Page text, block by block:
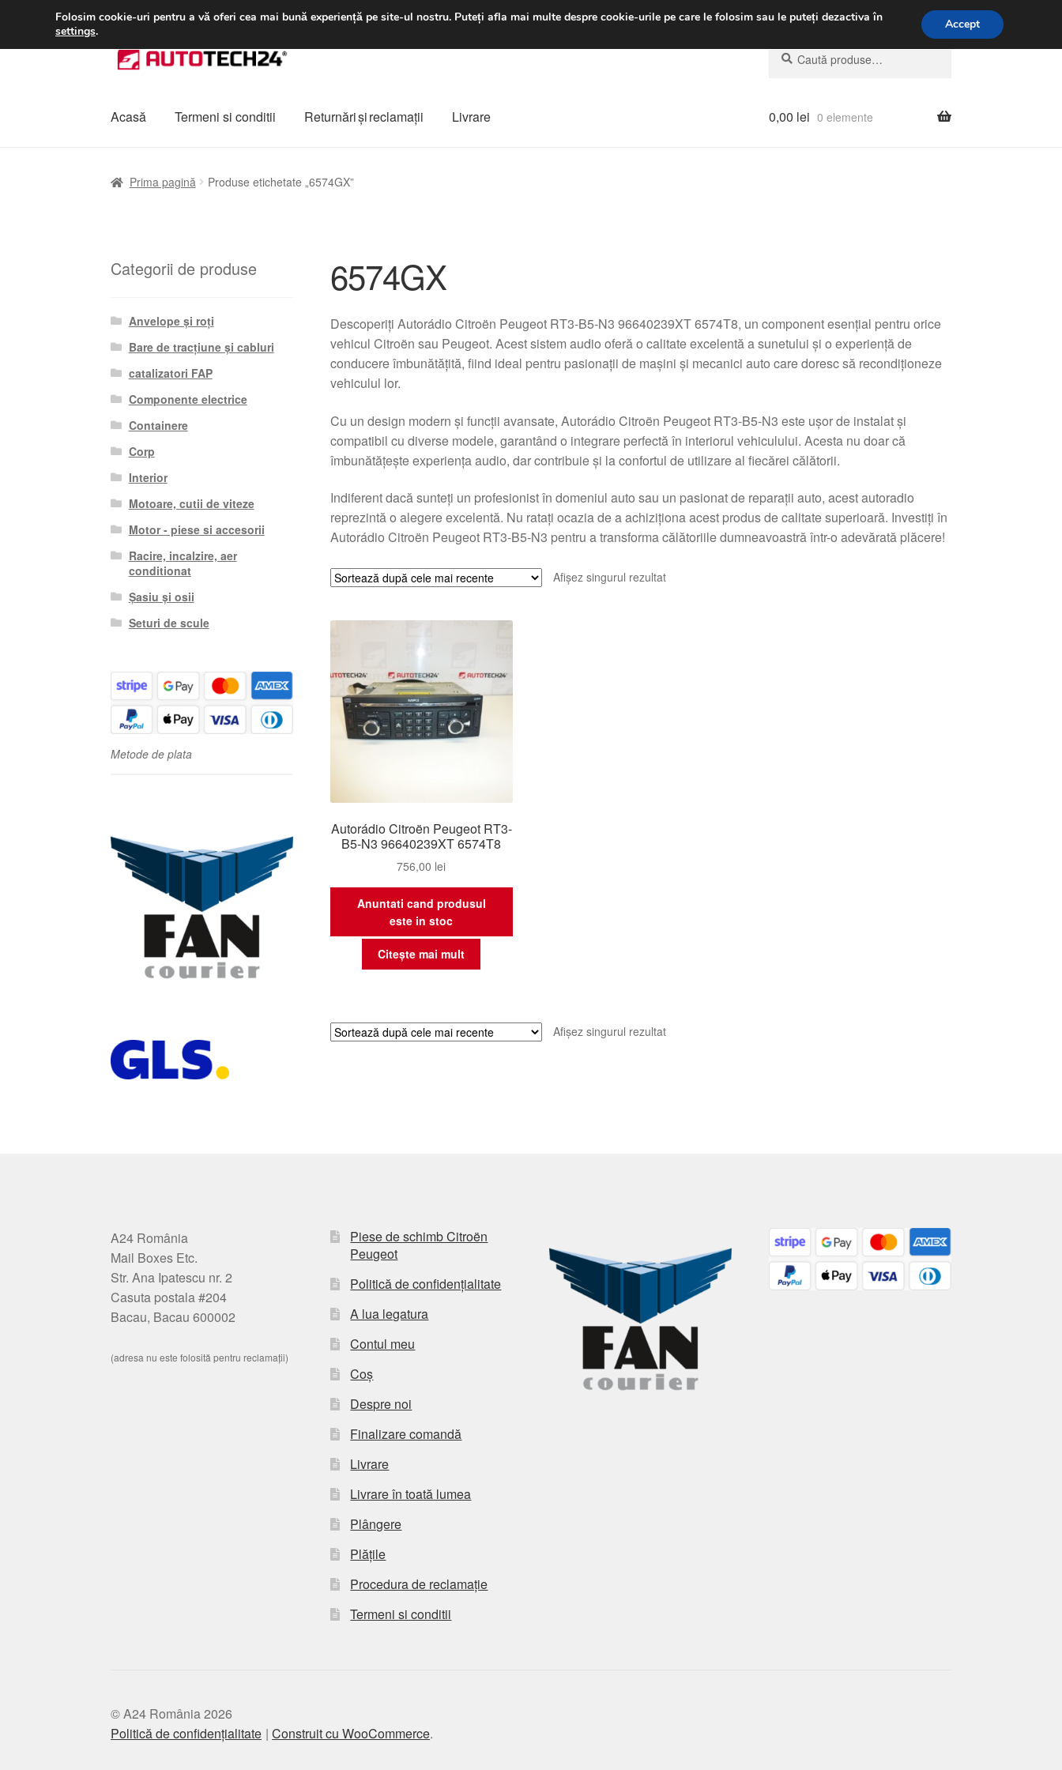
LIVRARE de la 33 lei luni-vineri 9 a.m. - 4 p.m.031 229 6816
Sari
la
Sari
la
Caută
după:
Caută
Acasă Termeni si conditii Returnări şi reclamații Livrare 0,00 lei 0 elemente
Prima pagină Produse etichetate „6574GX”
6574GX
Descoperiți Autorádio Citroën Peugeot RT3-B5-N3 96640239XT 6574T8, un component esențial pentru orice
vehicul Citroën sau Peugeot. Acest sistem audio oferă o calitate excelentă a sunetului și o experiență de
conducere îmbunătățită, fiind ideal pentru pasionații de mașini și mecanici auto care doresc să recondiționeze
vehiculul lor.
Cu un design modern și funcții avansate, Autorádio Citroën Peugeot RT3-B5-N3 este ușor de instalat și
compatibil cu diverse modele, garantând o integrare perfectă în interiorul vehiculului. Acesta nu doar că
îmbunătățește experiența audio, dar contribuie și la confortul de utilizare al fiecărei călătorii.
Indiferent dacă sunteți un profesionist în domeniul auto sau un pasionat de reparații auto, acest autoradio
reprezintă o alegere excelentă. Nu ratați ocazia de a achiziționa acest produs de calitate superioară. Investiți în
Autorádio Citroën Peugeot RT3-B5-N3 pentru a transforma călătoriile dumneavoastră într-o adevărată plăcere!
Afișez singurul rezultat
Autorádio Citroën Peugeot RT3-
B5-N3 96640239XT 6574T8
756,00 lei
Anuntati cand produsul
este in stoc
Citește mai mult
Afișez singurul rezultat
Categorii de produse
Anvelope și roți
Bare de tracțiune și cabluri
catalizatori FAP
Componente electrice
Containere
Corp
Interior
Motoare, cutii de viteze
Motor - piese si accesorii
Racire, incalzire, aer
conditionat
Șasiu și osii
Seturi de scule
Metode de plata
A24 România
Mail Boxes Etc.
Str. Ana Ipatescu nr. 2
Casuta postala #204
Bacau, Bacau 600002
(adresa nu este folosită pentru reclamații)
Piese de schimb Citroën
Peugeot
Politică de confidențialitate
A lua legatura
Contul meu
Coș
Despre noi
Finalizare comandă
Livrare
Livrare în toată lumea
Plângere
Plățile
Procedura de reclamație
Termeni si conditii
© A24 România 2026
Politică de confidențialitate Construit cu WooCommerce.
Folosim cookie-uri pentru a vă oferi cea mai bună experiență pe site-ul nostru. Puteți afla mai multe despre cookie-urile pe care le folosim sau le puteți dezactiva în
settings. Accept